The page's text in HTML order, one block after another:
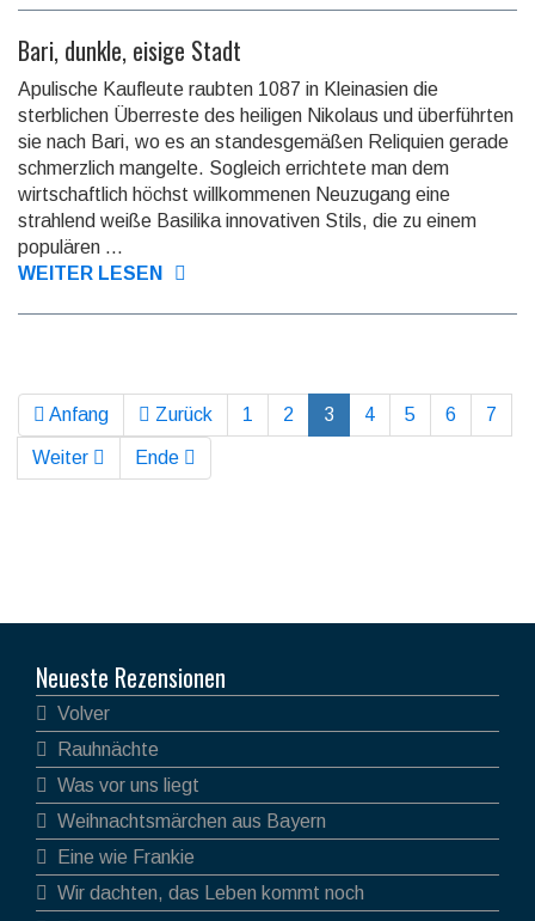
Bari, dunkle, eisige Stadt
Apulische Kaufleute raubten 1087 in Kleinasien die
sterblichen Überreste des heiligen Nikolaus und über­führten
sie nach Bari, wo es an standes­gemäßen Reliquien gerade
schmerzlich mangelte. Sogleich errichtete man dem
wirtschaft­lich höchst willkom­menen Neuzugang eine
strahlend weiße Basilika innovativen Stils, die zu einem
populären ...
WEITER LESEN
Anfang Zurück 1 2 3 4 5 6 7
Weiter Ende
Neueste Rezensionen
Volver
Rauhnächte
Was vor uns liegt
Weihnachtsmärchen aus Bayern
Eine wie Frankie
Wir dachten, das Leben kommt noch